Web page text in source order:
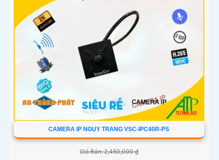
CAMERA IP NGỤY TRANG VSC-IPC40R-PS
Giá Bán: 2,450,000 ₫